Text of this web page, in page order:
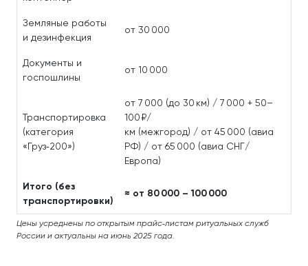
Земляные работы
и дезинфекция
от 30 000
Документы и
госпошлины
от 10 000
Транспортировка
(категория
«Груз‑200»)
от 7 000 (до 30 км) / 7 000 + 50–
100 ₽/
км (межгород) / от 45 000 (авиа
РФ) / от 65 000 (авиа СНГ/
Европа)
Итого (без
транспортировки)
≈ от 80 000 – 100 000
Цены усреднены по открытым прайс‑листам ритуальных служб
России и актуальны на июнь 2025 года.